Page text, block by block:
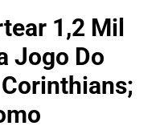
1,2 Mil
Jogo Do